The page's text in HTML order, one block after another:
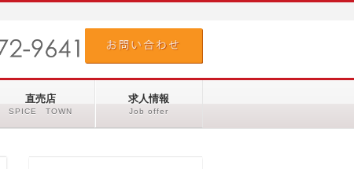
直売店
SPICE TOWN
求人情報
Job offer